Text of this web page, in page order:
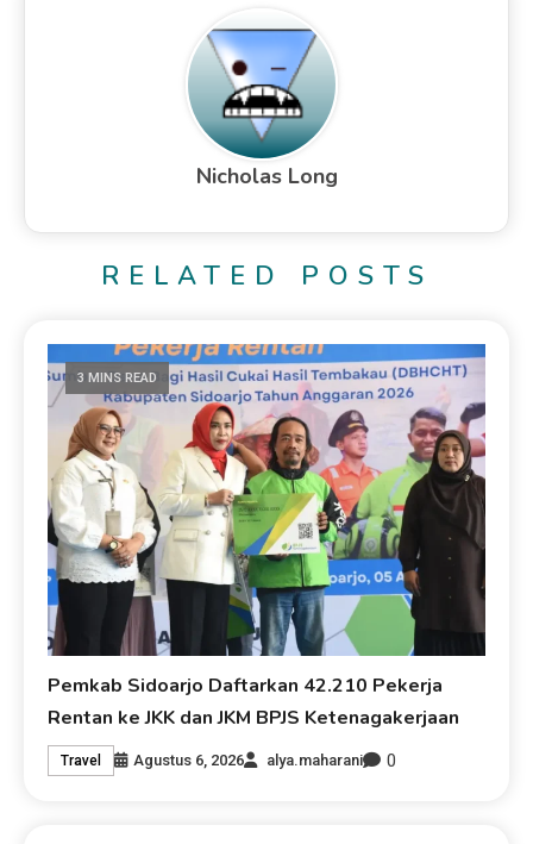
Nicholas Long
RELATED POSTS
3 MINS READ
Pemkab Sidoarjo Daftarkan 42.210 Pekerja
Rentan ke JKK dan JKM BPJS Ketenagakerjaan
Travel Agustus 6, 2026 alya.maharani 0